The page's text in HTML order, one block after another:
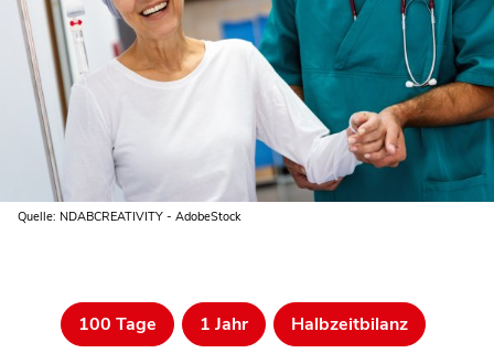
Quelle: NDABCREATIVITY - AdobeStock
100 Tage 1 Jahr Halbzeitbilanz